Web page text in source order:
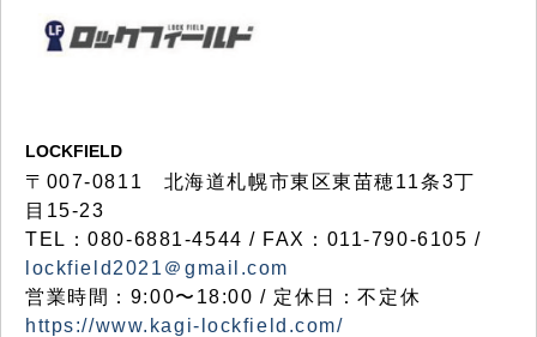
LOCKFIELD
〒007-0811 北海道札幌市東区東苗穂11条3丁
目15-23
TEL：080-6881-4544 / FAX：011-790-6105 /
lockfield2021＠gmail.com
営業時間：9:00〜18:00 / 定休日：不定休
https://www.kagi-lockfield.com/